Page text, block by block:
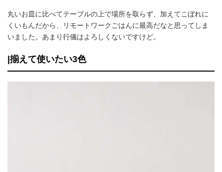
丸いお皿に比べてテーブルの上で場所を取らず、加えてこぼれに
くいもんだから、リモートワークごはんに最高だなと思ってしま
いました。あまり行儀はよろしくないですけど。
|揃えて使いたい3色